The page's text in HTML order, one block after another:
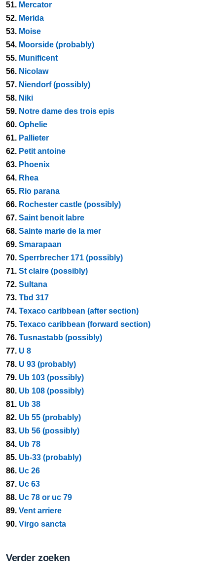
51. Mercator
52. Merida
53. Moise
54. Moorside (probably)
55. Munificent
56. Nicolaw
57. Niendorf (possibly)
58. Niki
59. Notre dame des trois epis
60. Ophelie
61. Pallieter
62. Petit antoine
63. Phoenix
64. Rhea
65. Rio parana
66. Rochester castle (possibly)
67. Saint benoit labre
68. Sainte marie de la mer
69. Smarapaan
70. Sperrbrecher 171 (possibly)
71. St claire (possibly)
72. Sultana
73. Tbd 317
74. Texaco caribbean (after section)
75. Texaco caribbean (forward section)
76. Tusnastabb (possibly)
77. U 8
78. U 93 (probably)
79. Ub 103 (possibly)
80. Ub 108 (possibly)
81. Ub 38
82. Ub 55 (probably)
83. Ub 56 (possibly)
84. Ub 78
85. Ub-33 (probably)
86. Uc 26
87. Uc 63
88. Uc 78 or uc 79
89. Vent arriere
90. Virgo sancta
Verder zoeken